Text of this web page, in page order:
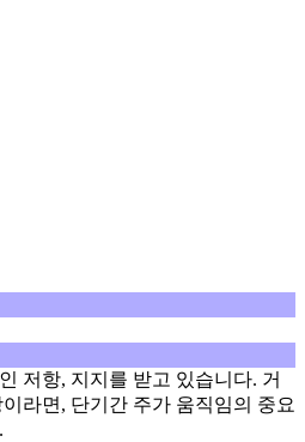
저항, 지지를 받고 있습니다. 거
라면, 단기간 주가 움직임의 중요